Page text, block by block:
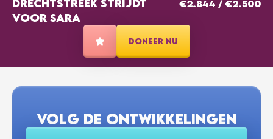
DRECHTSTREEK 1 DRECHTSTREEK 1
DRECHTSTREEK STRIJDT
VOOR SARA
€2.844 / €2.500
DONEER NU
VOLG DE ONTWIKKELINGEN